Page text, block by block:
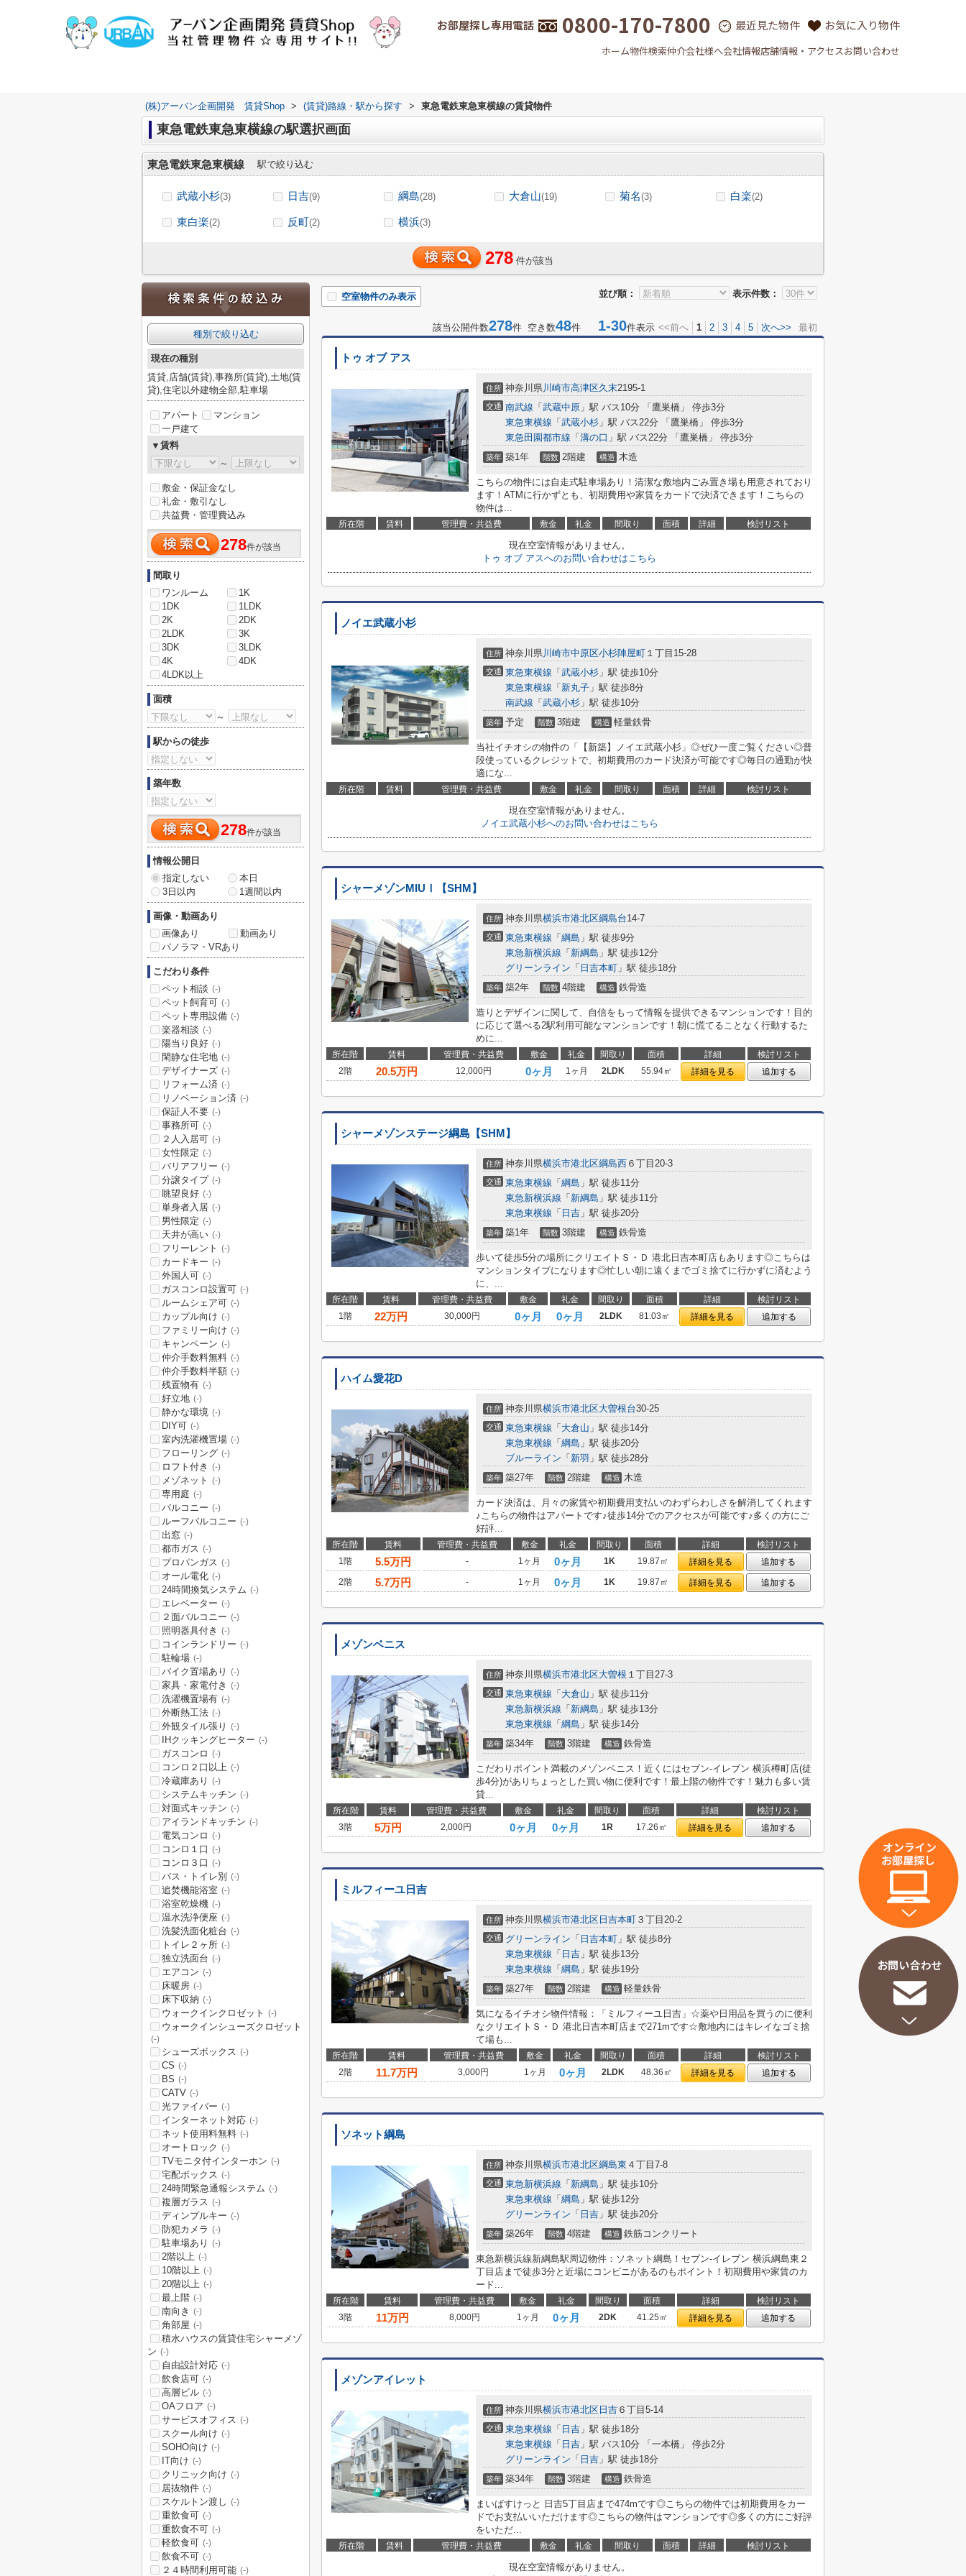
お部屋探し専用電話 0800-170-7800 最近見た物件 お気に入り物件
ホーム物件検索仲介会社様へ会社情報店舗情報・アクセスお問い合わせ
(株)アーバン企画開発 賃貸Shop > (賃貸)路線・駅から探す > 東急電鉄東急東横線の賃貸物件
東急電鉄東急東横線の駅選択画面
東急電鉄東急東横線 駅で絞り込む
武蔵小杉(3) 日吉(9) 綱島(28) 大倉山(19) 菊名(3) 白楽(2)
東白楽(2) 反町(2) 横浜(3)
278 件が該当
並び順： 表示件数：
空室物件のみ表示
該当公開件数278件 空き数48件 1-30件表示 <<前へ 1 2 3 4 5 次へ>> 最初
トゥ オブ アス
住所 神奈川県川崎市高津区久末2195-1
交通 南武線 「 武蔵中原 」駅 バス10分 「鷹巣橋」 停歩3分
東急東横線 「 武蔵小杉 」駅 バス22分 「鷹巣橋」 停歩3分
東急田園都市線 「 溝の口 」駅 バス22分 「鷹巣橋」 停歩3分
築年 築1年 階数 2階建 構造 木造
こちらの物件には自走式駐車場あり！清潔な敷地内ごみ置き場も用意されており
ます！ATMに行かずとも、初期費用や家賃をカードで決済できます！こちらの
物件は...
所在階 賃料 管理費・共益費 敷金 礼金 間取り 面積 詳細 検討リスト
現在空室情報がありません。
トゥ オブ アスへのお問い合わせはこちら
ノイエ武蔵小杉
住所 神奈川県川崎市中原区小杉陣屋町 １丁目15-28
交通 東急東横線 「 武蔵小杉 」駅 徒歩10分
東急東横線 「 新丸子 」駅 徒歩8分
南武線 「 武蔵小杉 」駅 徒歩10分
築年 予定 階数 3階建 構造 軽量鉄骨
当社イチオシの物件の「【新築】ノイエ武蔵小杉」◎ぜひ一度ご覧ください◎普
段使っているクレジットで、初期費用のカード決済が可能です◎毎日の通勤が快
適にな...
所在階 賃料 管理費・共益費 敷金 礼金 間取り 面積 詳細 検討リスト
現在空室情報がありません。
ノイエ武蔵小杉へのお問い合わせはこちら
シャーメゾンMIUⅠ【SHM】
住所 神奈川県横浜市港北区綱島台14-7
交通 東急東横線 「 綱島 」駅 徒歩9分
東急新横浜線 「 新綱島 」駅 徒歩12分
グリーンライン 「 日吉本町 」駅 徒歩18分
築年 築2年 階数 4階建 構造 鉄骨造
造りとデザインに関して、自信をもって情報を提供できるマンションです！目的
に応じて選べる2駅利用可能なマンションです！朝に慌てることなく行動するた
めに...
所在階 賃料 管理費・共益費 敷金 礼金 間取り 面積 詳細
検討リスト
2階
20.5万円 12,000円 0ヶ月 1ヶ月 2LDK 55.94㎡ 詳細を見る 追加する
シャーメゾンステージ綱島【SHM】
住所 神奈川県横浜市港北区綱島西 ６丁目20-3
交通 東急東横線 「 綱島 」駅 徒歩11分
東急新横浜線 「 新綱島 」駅 徒歩11分
東急東横線 「 日吉 」駅 徒歩20分
築年 築1年 階数 3階建 構造 鉄骨造
歩いて徒歩5分の場所にクリエイトＳ・Ｄ 港北日吉本町店もあります◎こちらは
マンションタイプになります◎忙しい朝に遠くまでゴミ捨てに行かずに済むよう
に、...
所在階 賃料 管理費・共益費 敷金 礼金 間取り 面積 詳細
検討リスト
1階
22万円 30,000円 0ヶ月 0ヶ月 2LDK 81.03㎡ 詳細を見る 追加する
ハイム愛花D
住所 神奈川県横浜市港北区大曽根台30-25
交通 東急東横線 「 大倉山 」駅 徒歩14分
東急東横線 「 綱島 」駅 徒歩20分
ブルーライン 「 新羽 」駅 徒歩28分
築年 築27年 階数 2階建 構造 木造
カード決済は、月々の家賃や初期費用支払いのわずらわしさを解消してくれます
♪こちらの物件はアパートです♪徒歩14分でのアクセスが可能です♪多くの方にご
好評...
所在階 賃料 管理費・共益費 敷金 礼金 間取り 面積 詳細
検討リスト
1階
5.5万円 - 1ヶ月 0ヶ月 1K 19.87㎡ 詳細を見る
追加する
2階
5.7万円 - 1ヶ月 0ヶ月 1K 19.87㎡ 詳細を見る 追加する
メゾンベニス
住所 神奈川県横浜市港北区大曽根 １丁目27-3
交通 東急東横線 「 大倉山 」駅 徒歩11分
東急新横浜線 「 新綱島 」駅 徒歩13分
東急東横線 「 綱島 」駅 徒歩14分
築年 築34年 階数 3階建 構造 鉄骨造
こだわりポイント満載のメゾンベニス！近くにはセブン‐イレブン 横浜樽町店(徒
歩4分)がありちょっとした買い物に便利です！最上階の物件です！魅力も多い賃
貸...
所在階 賃料 管理費・共益費 敷金 礼金 間取り 面積 詳細
検討リスト
3階
5万円 2,000円 0ヶ月 0ヶ月 1R 17.26㎡ 詳細を見る 追加する
ミルフィーユ日吉
住所 神奈川県横浜市港北区 日吉本町 ３丁目20-2
交通 グリーンライン 「 日吉本町 」駅 徒歩8分
東急東横線 「 日吉 」駅 徒歩13分
東急東横線 「 綱島 」駅 徒歩19分
築年 築27年 階数 2階建 構造 軽量鉄骨
気になるイチオシ物件情報：「ミルフィーユ日吉」☆薬や日用品を買うのに便利
なクリエイトＳ・Ｄ 港北日吉本町店まで271mです☆敷地内にはキレイなゴミ捨
て場も...
所在階 賃料 管理費・共益費 敷金 礼金 間取り 面積 詳細
検討リスト
2階
11.7万円 3,000円 1ヶ月 0ヶ月 2LDK 48.36㎡ 詳細を見る 追加する
ソネット綱島
住所 神奈川県横浜市港北区綱島東 ４丁目7-8
交通 東急新横浜線 「 新綱島 」駅 徒歩10分
東急東横線 「 綱島 」駅 徒歩12分
グリーンライン 「 日吉 」駅 徒歩20分
築年 築26年 階数 4階建 構造 鉄筋コンクリート
東急新横浜線新綱島駅周辺物件：ソネット綱島！セブン‐イレブン 横浜綱島東２
丁目店まで徒歩3分と近場にコンビニがあるのもポイント！初期費用や家賃のカ
ード...
所在階 賃料 管理費・共益費 敷金 礼金 間取り 面積 詳細
検討リスト
3階
11万円 8,000円 1ヶ月 0ヶ月 2DK 41.25㎡ 詳細を見る 追加する
メゾンアイレット
住所 神奈川県横浜市港北区 日吉 ６丁目5-14
交通 東急東横線 「 日吉 」駅 徒歩18分
東急東横線 「 日吉 」駅 バス10分 「一本橋」 停歩2分
グリーンライン 「 日吉 」駅 徒歩18分
築年 築34年 階数 3階建 構造 鉄骨造
まいばすけっと 日吉5丁目店まで474mです◎こちらの物件では初期費用をカー
ドでお支払いいただけます◎こちらの物件はマンションです◎多くの方にご好評
をいただ...
所在階 賃料 管理費・共益費 敷金 礼金 間取り 面積 詳細 検討リスト
現在空室情報がありません。
種別で絞り込む
現在の種別
賃貸,店舗(賃貸),事務所(賃貸),土地(賃
貸),住宅以外建物全部,駐車場
アパート
マンション
一戸建て
▼賃料
～
敷金・保証金なし
礼金・敷引なし
共益費・管理費込み
278件が該当
間取り
ワンルーム
1K
1DK
1LDK
2K
2DK
2LDK
3K
3DK
3LDK
4K
4DK
4LDK以上
面積
～
駅からの徒歩
築年数
278件が該当
情報公開日
指定しない
本日
3日以内
1週間以内
画像・動画あり
画像あり
動画あり
パノラマ・VRあり
こだわり条件
ペット相談 (-)
ペット飼育可 (-)
ペット専用設備 (-)
楽器相談 (-)
陽当り良好 (-)
閑静な住宅地 (-)
デザイナーズ (-)
リフォーム済 (-)
リノベーション済 (-)
保証人不要 (-)
事務所可 (-)
２人入居可 (-)
女性限定 (-)
バリアフリー (-)
分譲タイプ (-)
眺望良好 (-)
単身者入居 (-)
男性限定 (-)
天井が高い (-)
フリーレント (-)
カードキー (-)
外国人可 (-)
ガスコンロ設置可 (-)
ルームシェア可 (-)
カップル向け (-)
ファミリー向け (-)
キャンペーン (-)
仲介手数料無料 (-)
仲介手数料半額 (-)
残置物有 (-)
好立地 (-)
静かな環境 (-)
DIY可 (-)
室内洗濯機置場 (-)
フローリング (-)
ロフト付き (-)
メゾネット (-)
専用庭 (-)
バルコニー (-)
ルーフバルコニー (-)
出窓 (-)
都市ガス (-)
プロパンガス (-)
オール電化 (-)
24時間換気システム (-)
エレベーター (-)
２面バルコニー (-)
照明器具付き (-)
コインランドリー (-)
駐輪場 (-)
バイク置場あり (-)
家具・家電付き (-)
洗濯機置場有 (-)
外断熱工法 (-)
外観タイル張り (-)
IHクッキングヒーター (-)
ガスコンロ (-)
コンロ２口以上 (-)
冷蔵庫あり (-)
システムキッチン (-)
対面式キッチン (-)
アイランドキッチン (-)
電気コンロ (-)
コンロ１口 (-)
コンロ３口 (-)
バス・トイレ別 (-)
追焚機能浴室 (-)
浴室乾燥機 (-)
温水洗浄便座 (-)
洗髪洗面化粧台 (-)
トイレ２ヶ所 (-)
独立洗面台 (-)
エアコン (-)
床暖房 (-)
床下収納 (-)
ウォークインクロゼット (-)
ウォークインシューズクロゼット
(-)
シューズボックス (-)
CS (-)
BS (-)
CATV (-)
光ファイバー (-)
インターネット対応 (-)
ネット使用料無料 (-)
オートロック (-)
TVモニタ付インターホン (-)
宅配ボックス (-)
24時間緊急通報システム (-)
複層ガラス (-)
ディンプルキー (-)
防犯カメラ (-)
駐車場あり (-)
2階以上 (-)
10階以上 (-)
20階以上 (-)
最上階 (-)
南向き (-)
角部屋 (-)
積水ハウスの賃貸住宅シャーメゾ
ン (-)
自由設計対応 (-)
飲食店可 (-)
高層ビル (-)
OAフロア (-)
サービスオフィス (-)
スクール向け (-)
SOHO向け (-)
IT向け (-)
クリニック向け (-)
居抜物件 (-)
スケルトン渡し (-)
重飲食可 (-)
重飲食不可 (-)
軽飲食可 (-)
飲食不可 (-)
２４時間利用可能 (-)